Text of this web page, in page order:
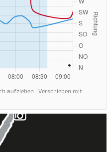
aufziehen · Verschieben mit